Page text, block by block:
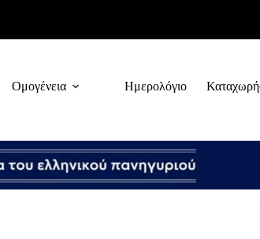
Ομογένεια Ημερολόγιο